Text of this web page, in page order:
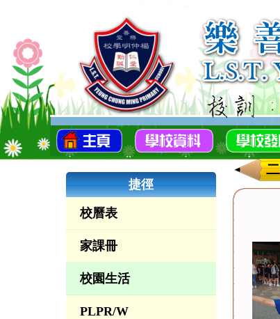
捷徑
校曆表
家課冊
校園生活
PLPR/W